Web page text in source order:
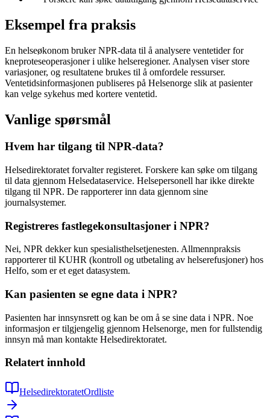
Eksempel fra praksis
En helseøkonom bruker NPR-data til å analysere ventetider for
kneproteseoperasjoner i ulike helseregioner. Analysen viser store
variasjoner, og resultatene brukes til å omfordele ressurser.
Ventetidsinformasjonen publiseres på Helsenorge slik at pasienter
kan velge sykehus med kortere ventetid.
Vanlige spørsmål
Hvem har tilgang til NPR-data?
Helsedirektoratet forvalter registeret. Forskere kan søke om tilgang
til data gjennom Helsedataservice. Helsepersonell har ikke direkte
tilgang til NPR. De rapporterer inn data gjennom sine
journalsystemer.
Registreres fastlegekonsultasjoner i NPR?
Nei, NPR dekker kun spesialisthelsetjenesten. Allmennpraksis
rapporterer til KUHR (kontroll og utbetaling av helserefusjoner) hos
Helfo, som er et eget datasystem.
Kan pasienten se egne data i NPR?
Pasienten har innsynsrett og kan be om å se sine data i NPR. Noe
informasjon er tilgjengelig gjennom Helsenorge, men for fullstendig
innsyn må man kontakte Helsedirektoratet.
Relatert innhold
HelsedirektoratetOrdliste